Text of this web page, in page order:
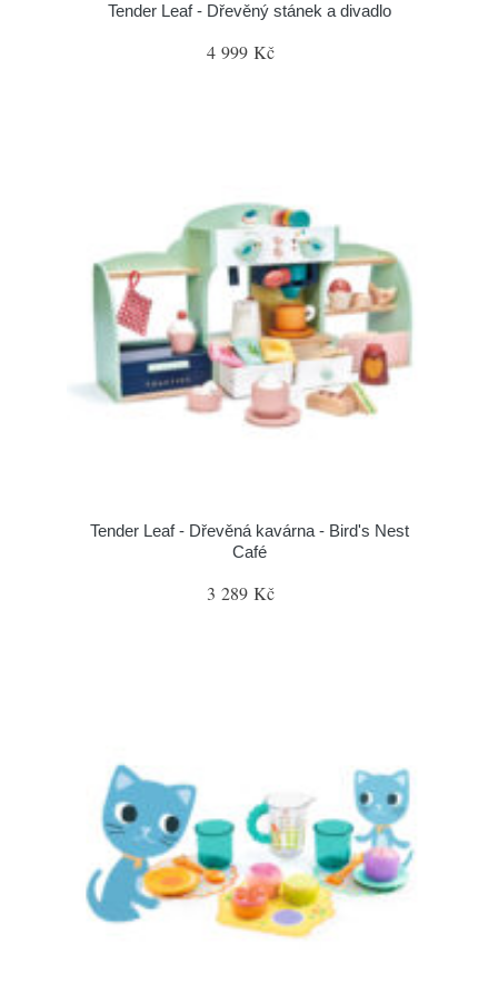
Tender Leaf - Dřevěný stánek a divadlo
4 999 Kč
Tender Leaf - Dřevěná kavárna - Bird's Nest
Café
3 289 Kč